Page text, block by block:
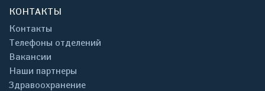
КОНТАКТЫ
Контакты
Телефоны отделений
Вакансии
Наши партнеры
Здравоохранение